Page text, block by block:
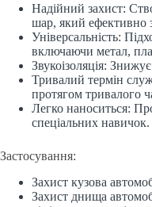
Надійний захист:
шар, який ефективно
Універсальність:
включаючи метал,
Звукоізоляція:
Тривалий термін
протягом тривалого
Легко наноситься:
спеціальних навичок.
Застосування:
Захист кузова
Захист днища